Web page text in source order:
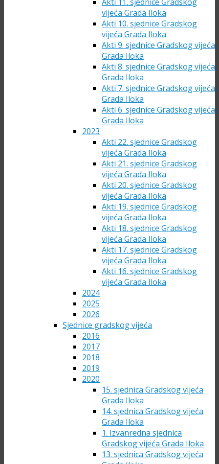
vijeća Grada Iloka
Akti 10. sjednice Gradskog
vijeća Grada Iloka
Akti 9. sjednice Gradskog vijeća
Grada Iloka
Akti 8. sjednice Gradskog vijeća
Grada Iloka
Akti 7. sjednice Gradskog vijeća
Grada Iloka
Akti 6. sjednice Gradskog vijeća
Grada Iloka
2023
Akti 22. sjednice Gradskog
vijeća Grada Iloka
Akti 21. sjednice Gradskog
vijeća Grada Iloka
Akti 20. sjednice Gradskog
vijeća Grada Iloka
Akti 19. sjednice Gradskog
vijeća Grada Iloka
Akti 18. sjednice Gradskog
vijeća Grada Iloka
Akti 17. sjednice Gradskog
vijeća Grada Iloka
Akti 16. sjednice Gradskog
vijeća Grada Iloka
2024
2025
2026
Sjednice gradskog vijeća
2016
2017
2018
2019
2020
15. sjednica Gradskog vijeća
Grada Iloka
14. sjednica Gradskog vijeća
Grada Iloka
1. Izvanredna sjednica
Gradskog vijeća Grada Iloka
13. sjednica Gradskog vijeća